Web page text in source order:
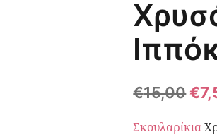
€15,00 €
Σκουλαρίκια